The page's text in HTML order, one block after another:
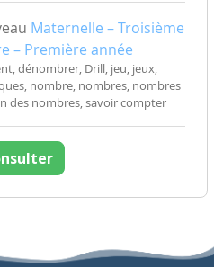
Maternelle – Troisième
– Première année
dénombrer, Drill, jeu, jeux,
nombre, nombres, nombres
des nombres, savoir compter